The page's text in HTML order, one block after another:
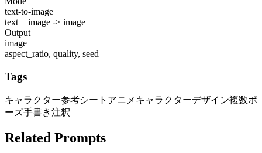
text-to-image
text + image -> image
Output
image
aspect_ratio, quality, seed
Tags
キャラクター参考シート アニメキャラクターデザイン複数ポ
ーズ手書き注釈
Related Prompts